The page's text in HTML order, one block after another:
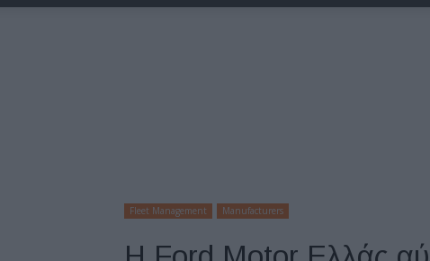
Fleet Management Manufacturers